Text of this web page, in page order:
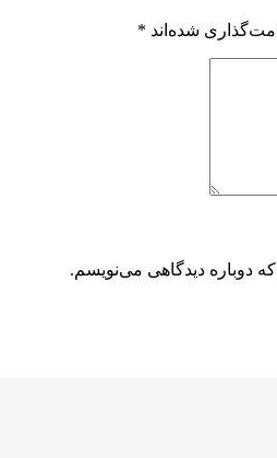
شده‌اند *
دوباره دیدگاهی می‌نویسم.